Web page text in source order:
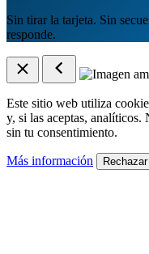
Sin tirar la tarjeta. Sin
responde.
Este sitio web utiliza
y, si las aceptas, analíticos.
sin tu consentimiento.
Más información Rechazar